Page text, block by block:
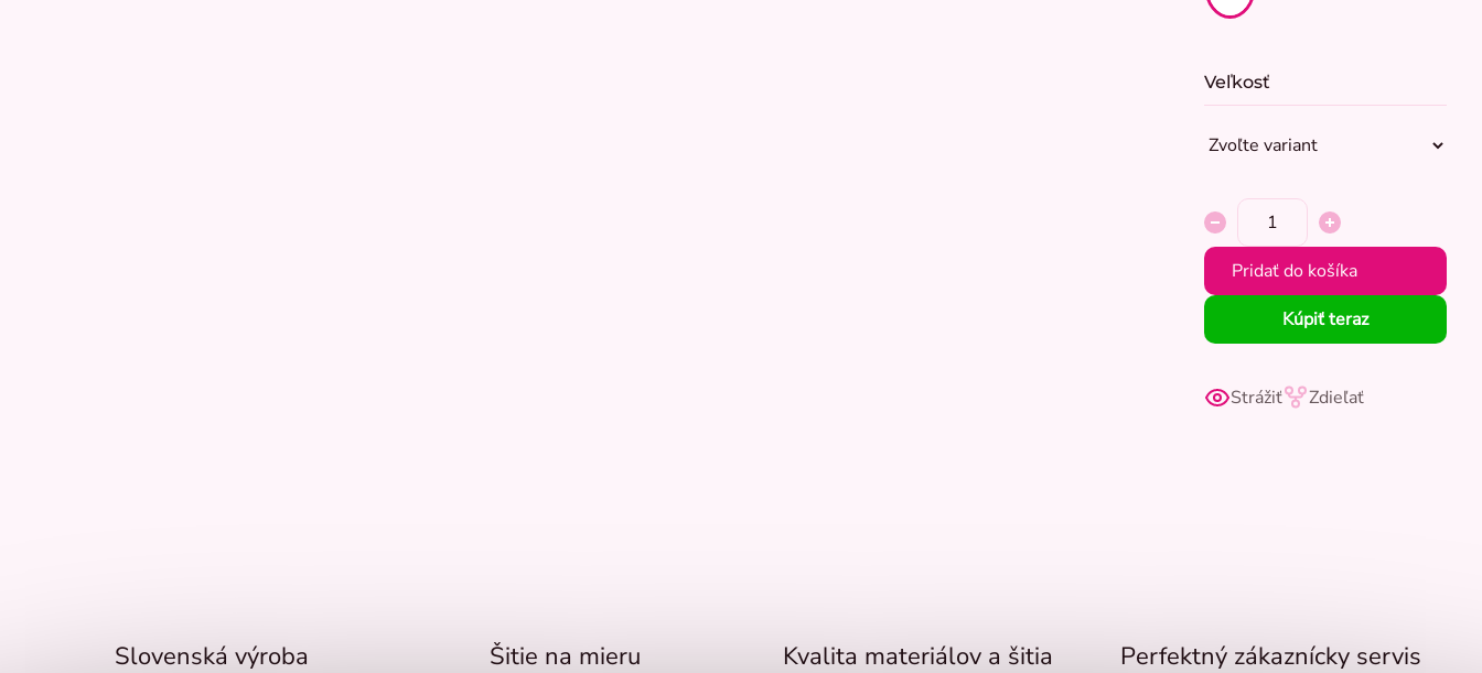
Veľkosť
Pridať do košíka
Kúpiť teraz
Strážiť Zdieľať
Slovenská výroba Šitie na mieru Kvalita materiálov a šitia Perfektný zákaznícky servis